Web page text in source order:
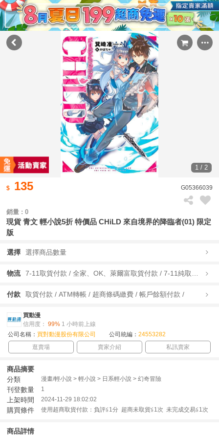
1 / 2
135 G05366039
銷量 : 0
現貨 青文 輕小說5折 特價品 CHiLD 來自境界的降臨者(01) 限定
版
選擇 選擇商品數量
物流
付款 取貨付款 / ATM轉帳 / 超商條碼繳費 / 帳戶餘額付款 /
買動漫
信用度： 99% 1 小時前上線
公司名稱： 買對動漫股份有限公司 公司統編： 24553282
逛賣場
賣家介紹 私訊賣家
商品摘要
分類
漫畫/輕小說 > 輕小說 > 日系輕小說 > 幻奇冒險
刊登數量 1
上架時間 2024-11-29 18:02:02
購買條件 使用超商取貨付款：負評≦1分 超商未取貨≦1次 未完成交易≦1次
商品詳情